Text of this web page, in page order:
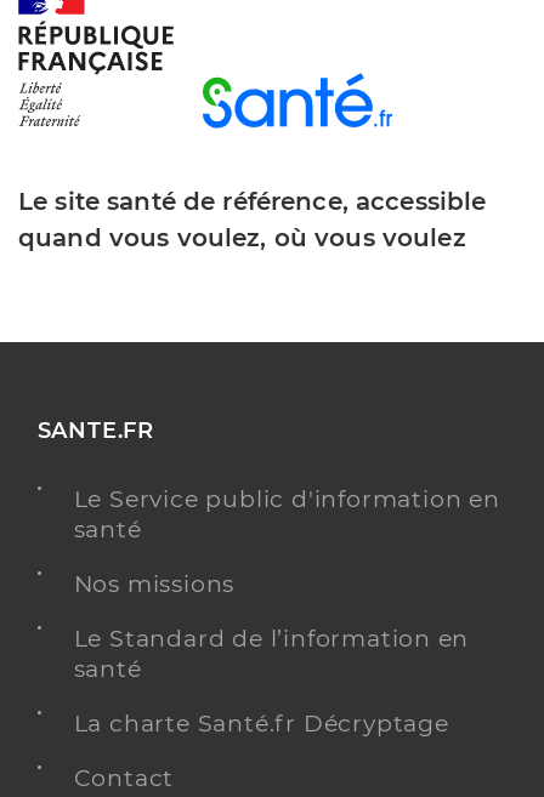
Le site santé de référence, accessible
quand vous voulez, où vous voulez
SANTE.FR
Le Service public d'information en
santé
Nos missions
Le Standard de l’information en
santé
La charte Santé.fr Décryptage
Contact